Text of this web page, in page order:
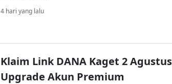
4 hari yang lalu
Klaim Link DANA Kaget 2
Upgrade Akun Premium